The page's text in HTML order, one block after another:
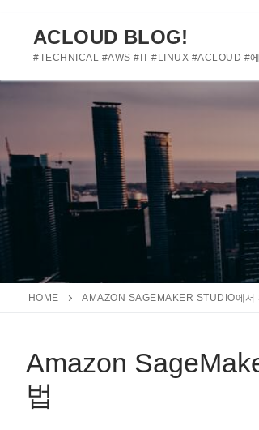
기
ACLOUD BLOG!
#TECHNICAL #AWS #IT #LINUX #ACLOUD #
HOME AMAZON SAGEMAKER STUDIO에서
Amazon
법